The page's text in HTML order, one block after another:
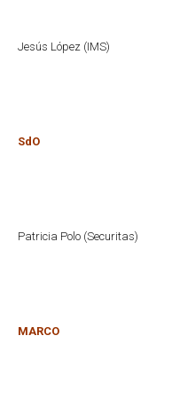
Jesús López (IMS)
SdO
Patricia Polo (Securitas)
MARCO